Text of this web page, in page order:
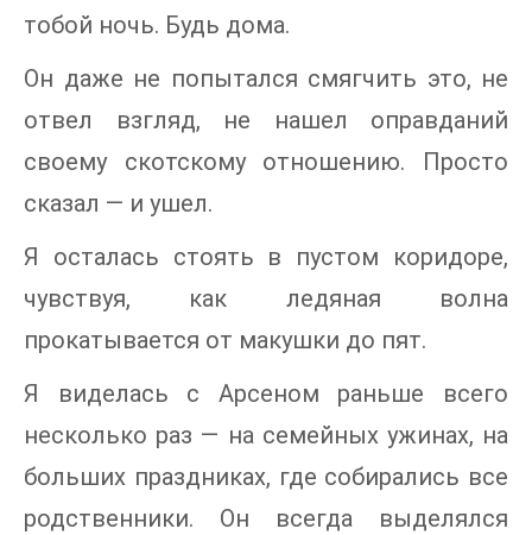
тобой ночь. Будь дома.
Он даже не попытался смягчить это, не
отвел взгляд, не нашел оправданий
своему скотскому отношению. Просто
сказал — и ушел.
Я осталась стоять в пустом коридоре,
чувствуя, как ледяная волна
прокатывается от макушки до пят.
Я виделась с Арсеном раньше всего
несколько раз — на семейных ужинах, на
больших праздниках, где собирались все
родственники. Он всегда выделялся